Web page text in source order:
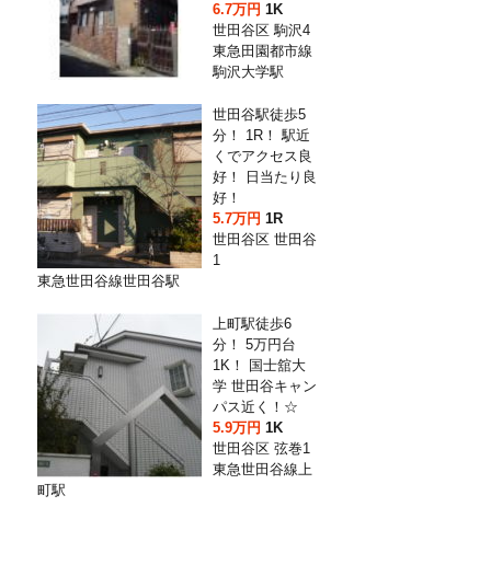
6.7万円1K
世田谷区 駒沢4
東急田園都市線
駒沢大学駅
世田谷駅徒歩5
分！ 1R！ 駅近
くでアクセス良
好！ 日当たり良
好！
5.7万円1R
世田谷区 世田谷
1
東急世田谷線世田谷駅
上町駅徒歩6
分！ 5万円台
1K！ 国士舘大
学 世田谷キャン
パス近く！☆
5.9万円1K
世田谷区 弦巻1
東急世田谷線上
町駅